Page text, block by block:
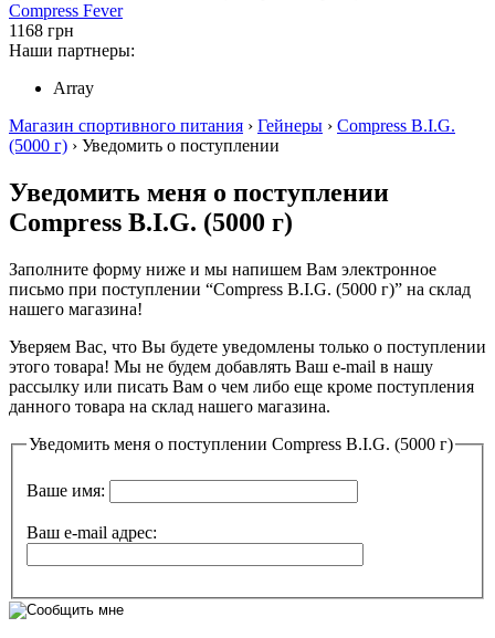
Compress Fever
1168 грн
Наши партнеры:
Array
Магазин спортивного питания › Гейнеры › Compress B.I.G.
(5000 г) › Уведомить о поступлении
Уведомить меня о поступлении
Compress B.I.G. (5000 г)
Заполните форму ниже и мы напишем Вам электронное
письмо при поступлении “Compress B.I.G. (5000 г)” на склад
нашего магазина!
Уверяем Вас, что Вы будете уведомлены только о поступлении
этого товара! Мы не будем добавлять Ваш е-mail в нашу
рассылку или писать Вам о чем либо еще кроме поступления
данного товара на склад нашего магазина.
Уведомить меня о поступлении Compress B.I.G. (5000 г)
Ваше имя:
Ваш e-mail адрес: